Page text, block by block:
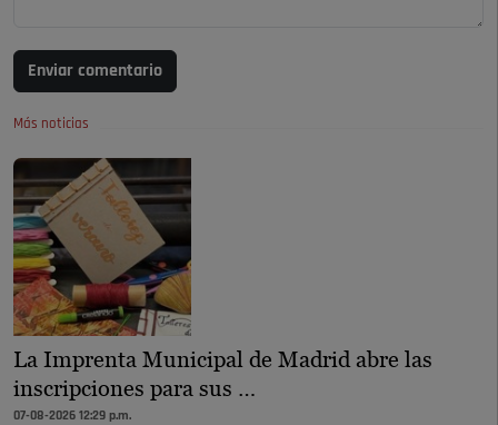
Enviar comentario
Más noticias
La Imprenta Municipal de Madrid abre las
inscripciones para sus …
07-08-2026 12:29 p.m.